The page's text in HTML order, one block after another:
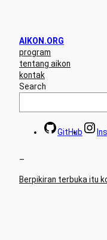
AIKON.ORG
program
tentang aikon
kontak
Search
GitHub
–
Berpikiran terbuka itu